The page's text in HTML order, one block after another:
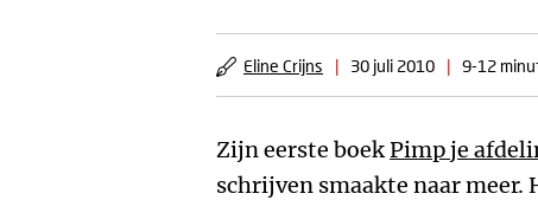
Eline Crijns | 30 juli 2010 | 9-12
Zijn eerste boekPimp je
schrijven smaakte naar